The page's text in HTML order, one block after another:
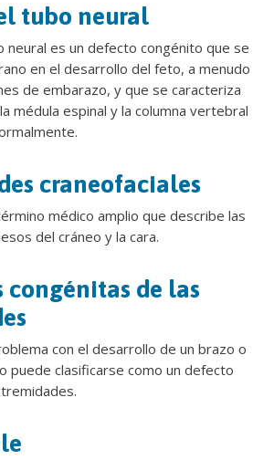
tubo neural
neural es un defecto congénito que se
en el desarrollo del feto, a menudo
de embarazo, y que se caracteriza
médula espinal y la columna vertebral
craneofaciales
médico amplio que describe las
del cráneo y la cara.
congénitas de las
con el desarrollo de un brazo o
puede clasificarse como un defecto